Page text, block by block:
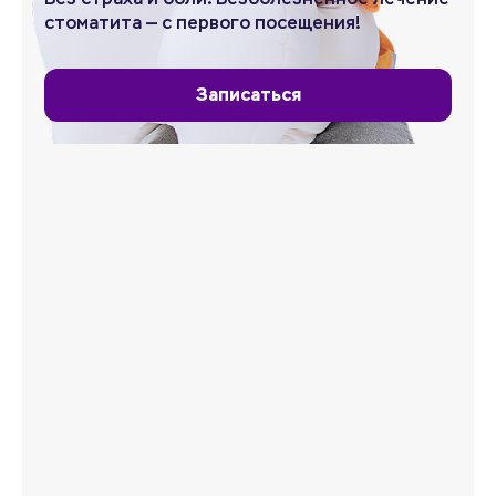
стоматита — с первого посещения!
Записаться